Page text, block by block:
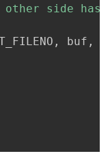
other side has
, buf ,